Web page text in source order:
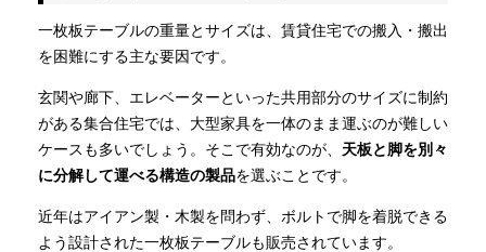
一枚板テーブルの重量とサイズは、賃貸住宅での搬入・搬出
を困難にする主な要因です。
玄関や廊下、エレベーターといった共用部分のサイズに制約
がある集合住宅では、大型家具を一体のまま運ぶのが難しい
ケースも多いでしょう。そこで有効なのが、 天板と脚を別々
に分解して運べる構造の製品を選ぶことです。
近年はアイアン製・木製を問わず、ボルトで脚を着脱できる
よう設計された一枚板テーブルも販売されています。